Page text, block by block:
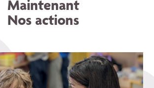
Maintenant
Nos actions